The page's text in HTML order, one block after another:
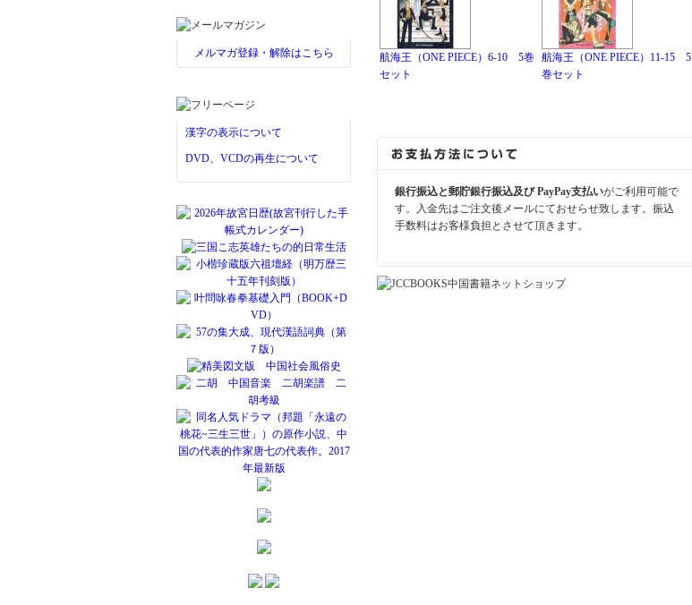
メルマガ登録・解除はこちら
漢字の表示について
DVD、VCDの再生について
航海王（ONE PIECE）6-10 5巻
セット
航海王（ONE PIECE）11-15 5
巻セット
銀行振込と郵貯銀行振込及び PayPay支払いがご利用可能で
す。入金先はご注文後メールにておせらせ致します。振込
手数料はお客様負担とさせて頂きます。